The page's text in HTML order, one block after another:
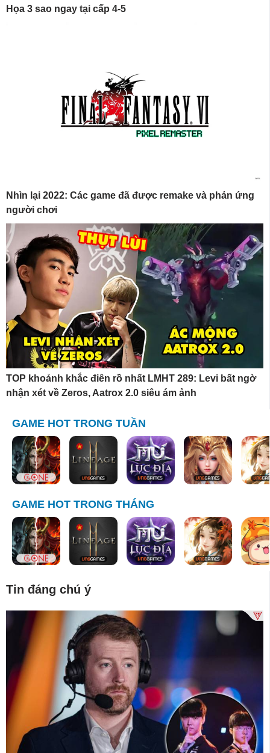
Họa 3 sao ngay tại cấp 4-5
Nhìn lại 2022: Các game đã được remake và phản ứng
người chơi
TOP khoảnh khắc điên rồ nhất LMHT 289: Levi bất ngờ
nhận xét về Zeros, Aatrox 2.0 siêu ám ảnh
GAME HOT TRONG TUẦN
GAME HOT TRONG THÁNG
Tin đáng chú ý